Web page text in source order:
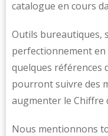
catalogue en cours
Outils bureautiques,
perfectionnement en
quelques références
pourront suivre des
augmenter le Chiffre
Nous mentionnons